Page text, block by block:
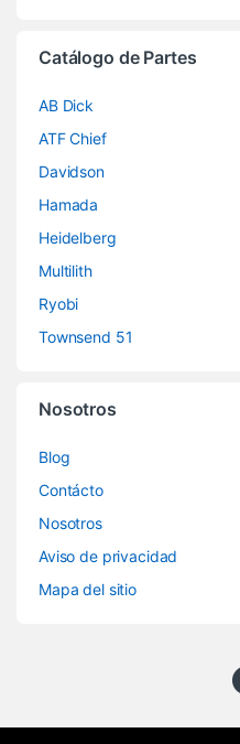
Catálogo de Partes
AB Dick
ATF Chief
Davidson
Hamada
Heidelberg
Multilith
Ryobi
Townsend 51
Nosotros
Blog
Contácto
Nosotros
Aviso de privacidad
Mapa del sitio